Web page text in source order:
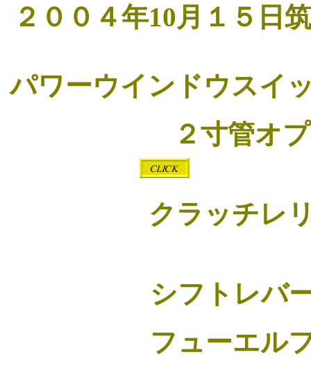
２００４年10月１５日
パワーウインドウスイ
２寸管オプショ
クラッチレリ
シフトレバ
フューエル